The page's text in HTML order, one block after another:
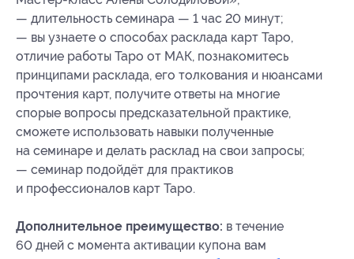
— длительность семинара — 1 час 20 минут;
— вы узнаете о способах расклада карт Таро,
отличие работы Таро от МАК, познакомитесь
принципами расклада, его толкования и нюансами
прочтения карт, получите ответы на многие
спорые вопросы предсказательной практике,
сможете использовать навыки полученные
на семинаре и делать расклад на свои запросы;
— семинар подойдёт для практиков
и профессионалов карт Таро.
Дополнительное преимущество: в течение
60 дней с момента активации купона вам